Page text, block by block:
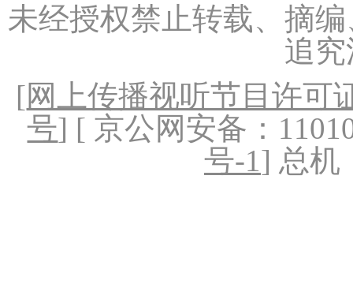
未经授权禁止转载、摘
追
[网上传播视听节目许可
号] [ 京公网安备：
号-1] 总机